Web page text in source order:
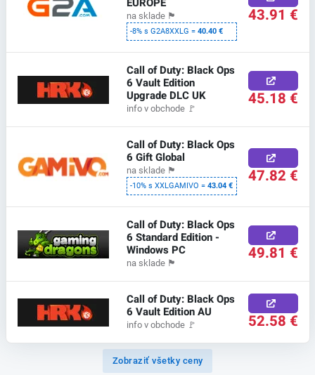
na sklade 🏴
-8% s G2A8XXLG =40.40 €
43.91 €
Call of Duty: Black Ops
6 Vault Edition
Upgrade DLC UK
info v obchode 🚩 45.18 €
Call of Duty: Black Ops
6 Gift Global
na sklade 🏴
-10% s XXLGAMIVO =43.04 € 47.82 €
Call of Duty: Black Ops
6 Standard Edition -
Windows PC
na sklade 🏴 49.81 €
Call of Duty: Black Ops
6 Vault Edition AU
info v obchode 🚩 52.58 €
Zobraziť všetky ceny